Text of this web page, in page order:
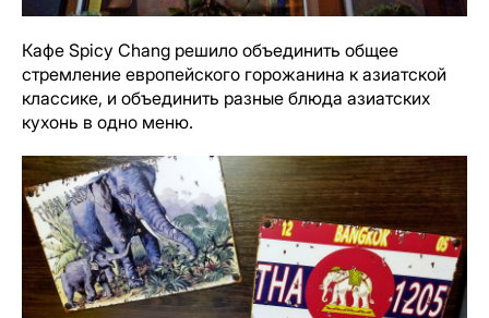
Кафе Spicy Chang решило объединить общее
стремление европейского горожанина к азиатской
классике, и объединить разные блюда азиатских
кухонь в одно меню.